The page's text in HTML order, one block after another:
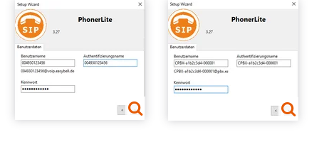
Show larger version Show larger version